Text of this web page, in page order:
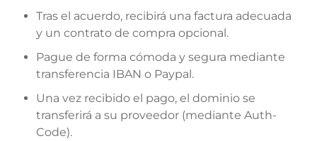
Tras el acuerdo, recibirá una factura adecuada
y un contrato de compra opcional.
Pague de forma cómoda y segura mediante
transferencia IBAN o Paypal.
Una vez recibido el pago, el dominio se
transferirá a su proveedor (mediante Auth-
Code).